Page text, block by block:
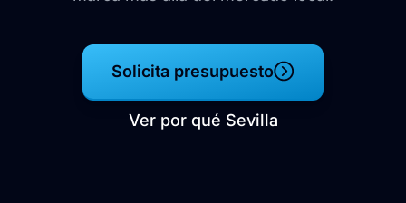
Solicita presupuesto
Ver por qué Sevilla